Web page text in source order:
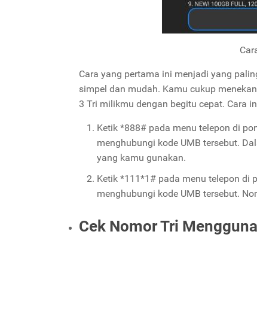
Cara yang pertama ini menjadi yang
simpel dan mudah. Kamu cukup
3 Tri milikmu dengan begitu cepat. Cara
Ketik *888# pada menu telepon di
menghubungi kode UMB tersebut.
yang kamu gunakan.
Ketik *111*1# pada menu telepon di
menghubungi kode UMB tersebut.
Cek Nomor Tri